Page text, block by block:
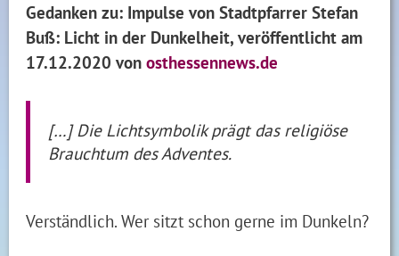
Gedanken zu: Impulse von Stadtpfarrer Stefan
Buß: Licht in der Dunkelheit, veröffentlicht am
17.12.2020 vonosthessennews.de
[…] Die Lichtsymbolik prägt das religiöse
Brauchtum des Adventes.
Verständlich. Wer sitzt schon gerne im Dunkeln?